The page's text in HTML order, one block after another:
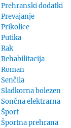
Prehranski dodatki
Prevajanje
Prikolice
Putika
Rak
Rehabilitacija
Roman
Senčila
Sladkorna bolezen
Sončna elektrarna
Šport
Športna prehrana